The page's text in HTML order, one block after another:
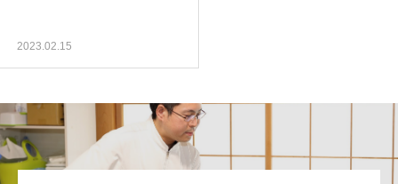
2023.02.15